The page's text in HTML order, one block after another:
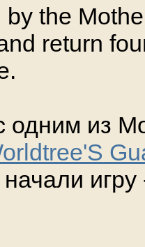
the
return
одним из
начали